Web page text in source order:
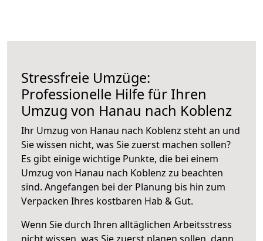
Stressfreie Umzüge:
Professionelle Hilfe für Ihren
Umzug von Hanau nach Koblenz
Ihr Umzug von Hanau nach Koblenz steht an und
Sie wissen nicht, was Sie zuerst machen sollen?
Es gibt einige wichtige Punkte, die bei einem
Umzug von Hanau nach Koblenz zu beachten
sind. Angefangen bei der Planung bis hin zum
Verpacken Ihres kostbaren Hab & Gut.
Wenn Sie durch Ihren alltäglichen Arbeitsstress